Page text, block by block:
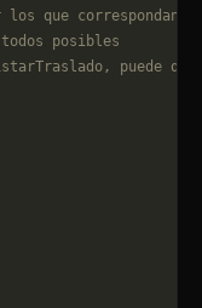
que correspondan.
posibles
puede que